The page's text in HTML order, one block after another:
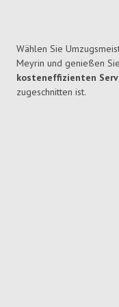
Wählen Sie
Meyrin und genießen
kosteneffizienten
zugeschnitten ist.